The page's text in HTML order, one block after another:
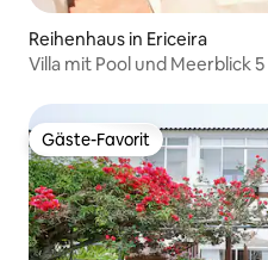
Reihenhaus in Ericeira
Villa mit Pool und Meerblick 5
Gäste-Favorit
Gäste-Favorit